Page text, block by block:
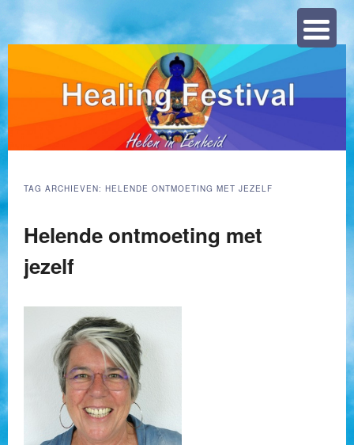
TAG ARCHIEVEN: HELENDE ONTMOETING MET JEZELF
Helende ontmoeting met
jezelf